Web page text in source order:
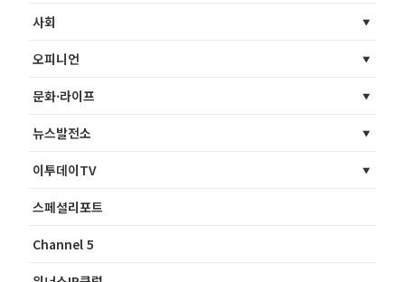
사회
오피니언
문화·라이프
뉴스발전소
이투데이TV
스페셜리포트
Channel 5